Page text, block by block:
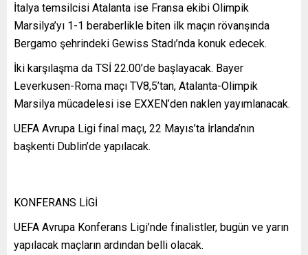
İtalya temsilcisi Atalanta ise Fransa ekibi Olimpik
Marsilya’yı 1-1 beraberlikle biten ilk maçın rövanşında
Bergamo şehrindeki Gewiss Stadı’nda konuk edecek.
İki karşılaşma da TSİ 22.00’de başlayacak. Bayer
Leverkusen-Roma maçı TV8,5’tan, Atalanta-Olimpik
Marsilya mücadelesi ise EXXEN’den naklen yayımlanacak.
UEFA Avrupa Ligi final maçı, 22 Mayıs’ta İrlanda’nın
başkenti Dublin’de yapılacak.
KONFERANS LİGİ
UEFA Avrupa Konferans Ligi’nde finalistler, bugün ve yarın
yapılacak maçların ardından belli olacak.